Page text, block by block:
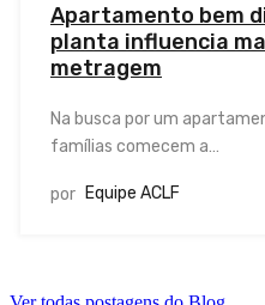
Apartamento bem
planta influencia
metragem
Na busca por um
famílias comecem a…
por Equipe ACLF